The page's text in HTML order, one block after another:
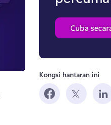
Cuba
Kongsi hantaran ini